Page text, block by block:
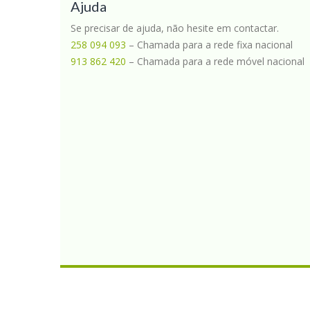
Ajuda
Se precisar de ajuda, não hesite em contactar.
258 094 093 – Chamada para a rede fixa nacional
913 862 420 – Chamada para a rede móvel nacional